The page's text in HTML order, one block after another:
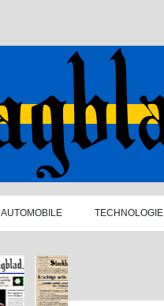
AUTOMOBILE TECHNOLOGIE